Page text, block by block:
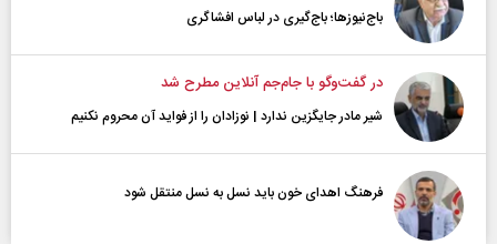
باج‌نیوزها؛ باج‌گیری در لباس افشاگری
در گفت‌و‌گو با جام‌جم آنلاین مطرح شد
شیر مادر جایگزین ندارد | نوزادان را از فواید آن محروم نکنیم
فرهنگ اهدای خون باید نسل به نسل منتقل شود